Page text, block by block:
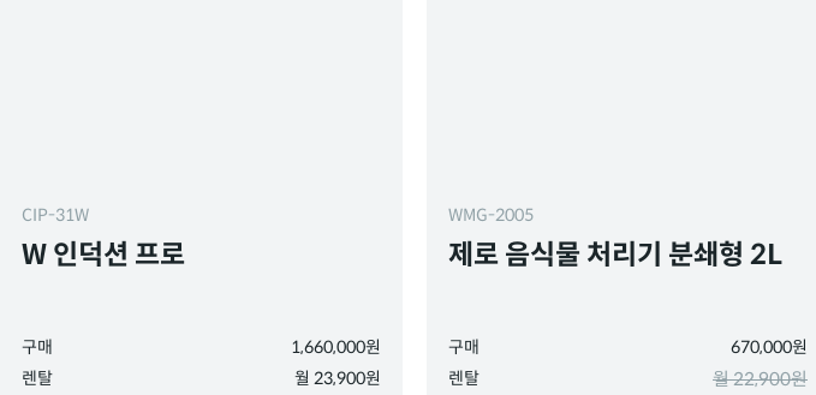
CIP-31W
W 인덕션 프로
구매
1,660,000원
렌탈
월 23,900원
WMG-2005
제로 음식물 처리기 분쇄형 2L
구매
670,000원
렌탈
월 22,900원